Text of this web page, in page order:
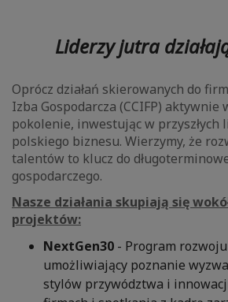
Liderzy jutra
Oprócz działań skierowanych do
Izba Gospodarcza (CCIFP) aktywnie
pokolenie, inwestując w przyszłych
polskiego biznesu. Wierzymy, że
talentów to klucz do
gospodarczego.
Nasze działania skupiają się
projektów:
NextGen30 - Program
umożliwiający poznanie
stylów przywództwa i